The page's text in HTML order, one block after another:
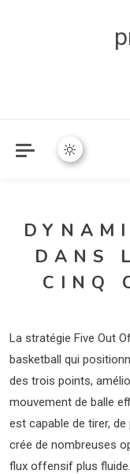
DANS
CINQ
La stratégie Five Out
basketball qui
des trois points,
mouvement de balle
est capable de tirer,
crée de nombreuses
flux offensif plus